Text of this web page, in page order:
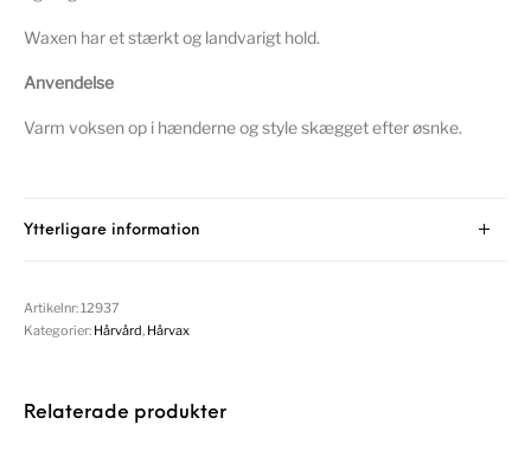
Waxen har et stærkt og landvarigt hold.
Anvendelse
Varm voksen op i hænderne og style skægget efter øsnke.
Ytterligare information
Artikelnr:12937
Kategorier: Hårvård Hårvax
Relaterade produkter